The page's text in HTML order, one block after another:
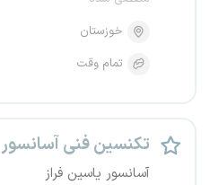
خوزستان
تمام وقت
تکنسین فنی آسانسور
آسانسور یاسین فراز